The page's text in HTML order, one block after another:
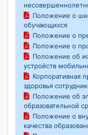
Положение о
обучающихся
Положение о
Положение о
Положение об
устройств
Корпоративная
здоровья
Положение об
образовательной
Положение о
качества